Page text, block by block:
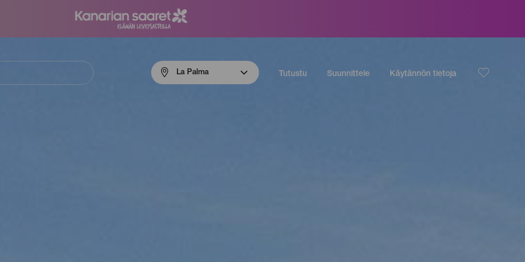
La Palma Tutustu Suunnittele Käytännön tietoja